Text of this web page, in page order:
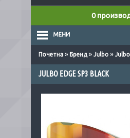
0
МЕНИ
Почетна » Бренд» Julbo » Julbo
JULBO EDGE SP3 BLACK